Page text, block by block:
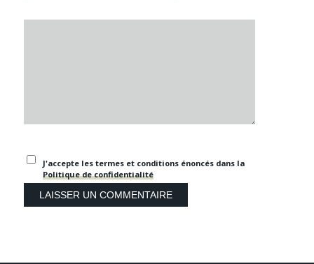
J'accepte les termes et conditions énoncés dans la
Politique de confidentialité